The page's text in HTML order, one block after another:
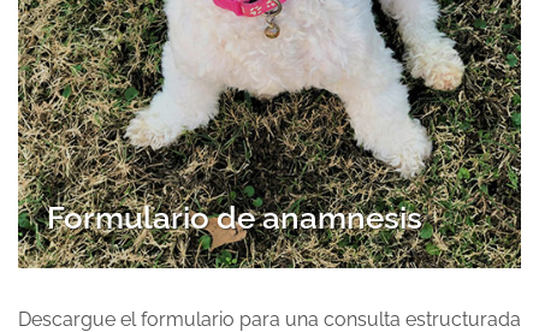
Formulario de anamnesis
Descargue el formulario para una consulta estructurada